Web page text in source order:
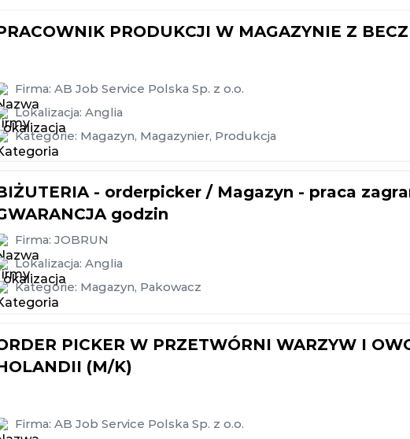
PRODUKCJI W MAGAZYNIE Z
Firma: AB Job Service Polska Sp. z o.o.
Lokalizacja: Anglia
Kategorie: Magazyn, Magazynier, Produkcja
- orderpicker / Magazyn - praca
godzin
Firma: JOBRUN
Lokalizacja: Anglia
Kategorie: Magazyn, Pakowacz
PICKER W PRZETWÓRNI WARZYW I
(M/K)
Firma: AB Job Service Polska Sp. z o.o.